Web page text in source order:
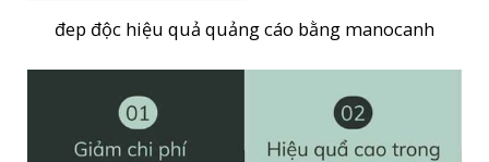
đep độc hiệu quả quảng cáo bằng manocanh